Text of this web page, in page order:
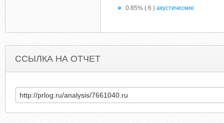
0.85% ( 6 ) акустические
ССЫЛКА НА ОТЧЕТ